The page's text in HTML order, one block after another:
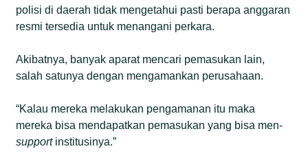
polisi di daerah tidak mengetahui pasti berapa anggaran
resmi tersedia untuk menangani perkara.
Akibatnya, banyak aparat mencari pemasukan lain,
salah satunya dengan mengamankan perusahaan.
“Kalau mereka melakukan pengamanan itu maka
mereka bisa mendapatkan pemasukan yang bisa men-
supportinstitusinya.”